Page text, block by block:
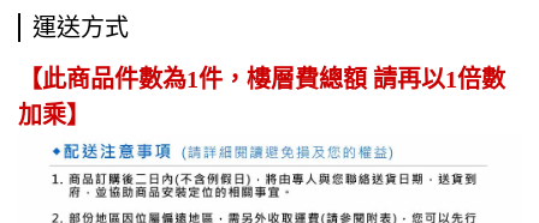
運送方式
【此商品件數為1件，樓層費總額 請再以1倍數
加乘】